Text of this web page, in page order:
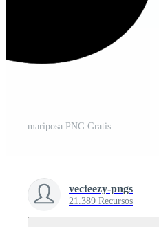
mariposa PNG Gratis
vecteezy-pngs
21.389 Recursos